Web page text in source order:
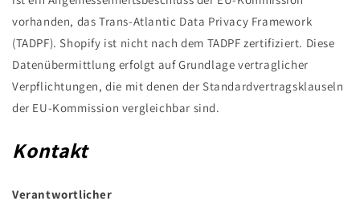
vorhanden, das Trans-Atlantic Data Privacy Framework
(TADPF). Shopify ist nicht nach dem TADPF zertifiziert. Diese
Datenübermittlung erfolgt auf Grundlage vertraglicher
Verpflichtungen, die mit denen der Standardvertragsklauseln
der EU-Kommission vergleichbar sind.
Kontakt
Verantwortlicher